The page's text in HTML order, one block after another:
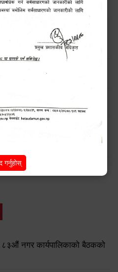
सम्बन्धी जरुरी सूचना !!
कार्यक्रम सम्बन्धी सार्वजनिक
राख्दै हेटौंडा
नगर कार्यपालिकाको बैठकको
गर्नुहोस्